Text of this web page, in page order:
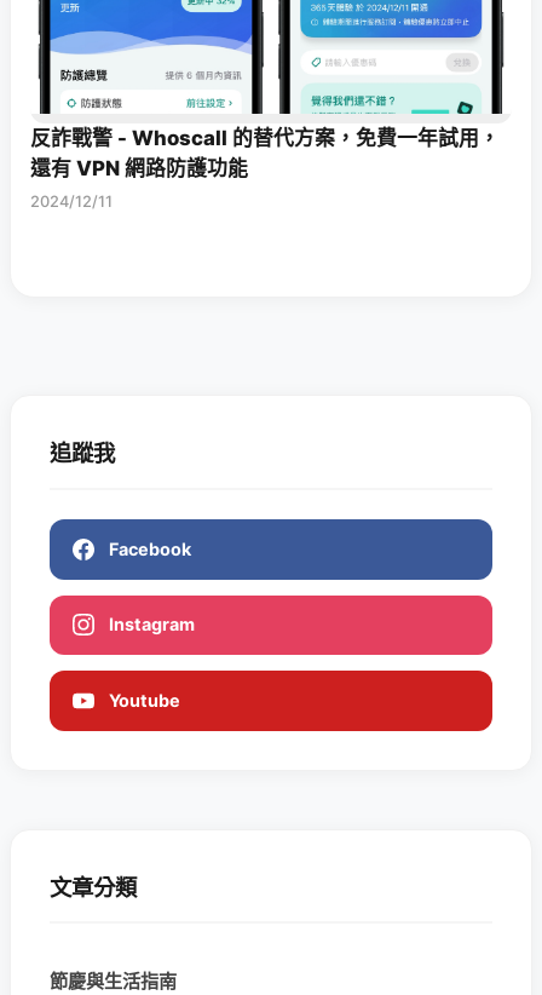
反詐戰警 - Whoscall 的替代方案，免費一年試用，
還有 VPN 網路防護功能
2024/12/11
追蹤我
Facebook
Instagram
Youtube
文章分類
節慶與生活指南